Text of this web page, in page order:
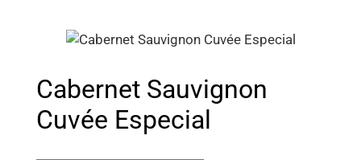
Cabernet Sauvignon
Cuvée Especial